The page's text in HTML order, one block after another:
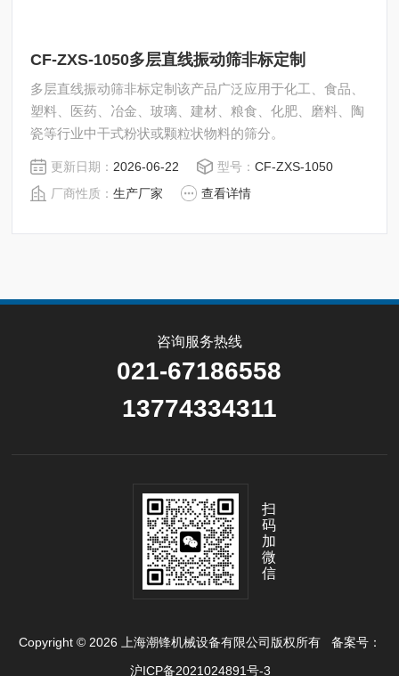
CF-ZXS-1050多层直线振动筛非标定制
多层直线振动筛非标定制该产品广泛应用于化工、食品、
塑料、医药、冶金、玻璃、建材、粮食、化肥、磨料、陶
瓷等行业中干式粉状或颗粒状物料的筛分。
更新日期： 2026-06-22 型号：CF-ZXS-1050
厂商性质：生产厂家 查看详情
咨询服务热线
021-67186558
13774334311
扫
码
加
微
信
Copyright © 2026 上海潮锋机械设备有限公司版权所有备案号：
沪ICP备2021024891号-3